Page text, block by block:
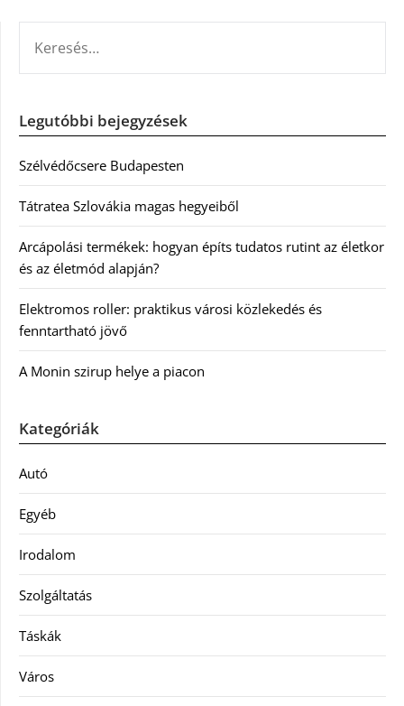
Legutóbbi bejegyzések
Szélvédőcsere Budapesten
Tátratea Szlovákia magas hegyeiből
Arcápolási termékek: hogyan építs tudatos rutint az életkor
és az életmód alapján?
Elektromos roller: praktikus városi közlekedés és
fenntartható jövő
A Monin szirup helye a piacon
Kategóriák
Autó
Egyéb
Irodalom
Szolgáltatás
Táskák
Város